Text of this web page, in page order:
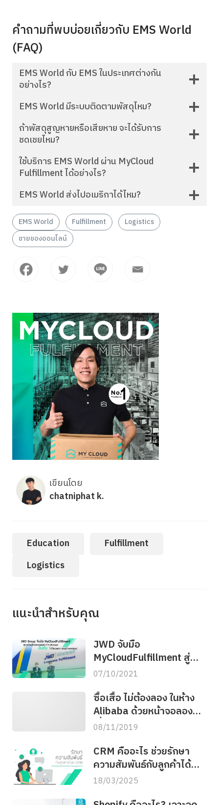
คำถามที่พบบ่อยเกี่ยวกับ EMS World
(FAQ)
EMS World กับ EMS ในประเทศต่างกัน
อย่างไร?
EMS World มีระบบติดตามพัสดุไหม?
ถ้าพัสดุสูญหายหรือเสียหาย จะได้รับการ
ชดเชยไหม?
ใช้บริการ EMS World ผ่าน MyCloud
Fulfillment ได้อย่างไร?
EMS World ส่งไปอเมริกาได้ไหม?
EMS World Fulfillment
Logistics
ขายของออนไลน์
เขียนโดย
chatniphat k.
Education
Fulfillment
Logistics
แนะนำสำหรับคุณ
JWD จับมือ
MyCloudFulfillment สู่
อันดับ 1 คลังสินค้าออนไลน์
07/10/2021
ซื้อเสื้อ ไม่ต้องลอง ในห้าง
Alibaba ด้วยหน้าจอลอง
เสื้อ
08/11/2019
CRM คืออะไร ช่วยรักษา
ความสัมพันธ์กับลูกค้าได้
อย่างไรบ้าง
18/03/2025